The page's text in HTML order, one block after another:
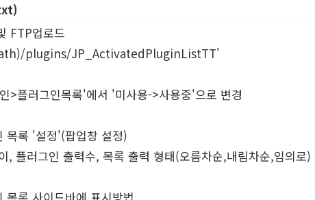
FTP업로드
plugins/JP_ActivatedPluginListTT'
>플러그인목록'에서 '미사용->사용중'으로 변경
목록 '설정'(팝업창 설정)
, 플러그인 출력수, 목록 출력 형태(오름차순,내림차순,임의로)